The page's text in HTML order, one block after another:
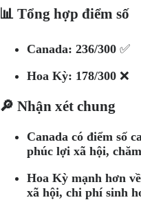
📊 Tổng hợp điểm số
Canada: 236/300 ✅
Hoa Kỳ: 178/300 ❌
🔎 Nhận xét chung
Canada có điểm số
phúc lợi xã hội,
Hoa Kỳ mạnh hơn
xã hội, chi phí sinh